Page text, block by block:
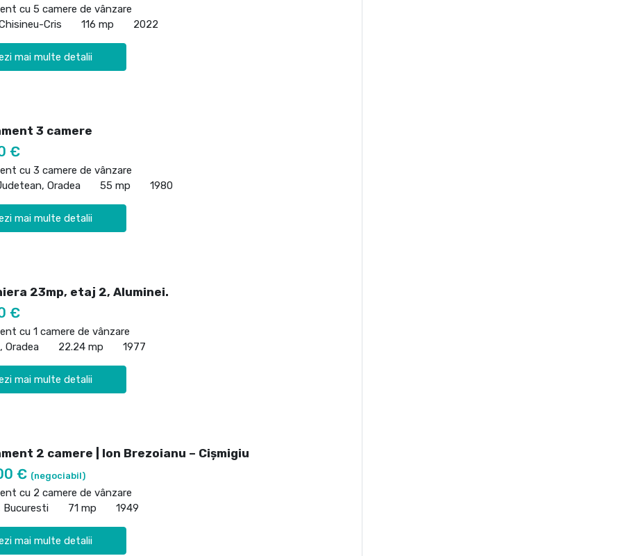
cu 5 camere de vânzare
Cris
116 mp 2022
mai multe detalii
3 camere
€
cu 3 camere de vânzare
Oradea
55 mp 1980
mai multe detalii
23mp, etaj 2, Aluminei.
€
cu 1 camere de vânzare
Oradea
22.24 mp 1977
mai multe detalii
2 camere | Ion Brezoianu – Cișmigiu
€ (negociabil)
cu 2 camere de vânzare
Bucuresti
71 mp 1949
mai multe detalii